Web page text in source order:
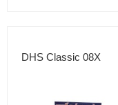
DHS Classic 08X